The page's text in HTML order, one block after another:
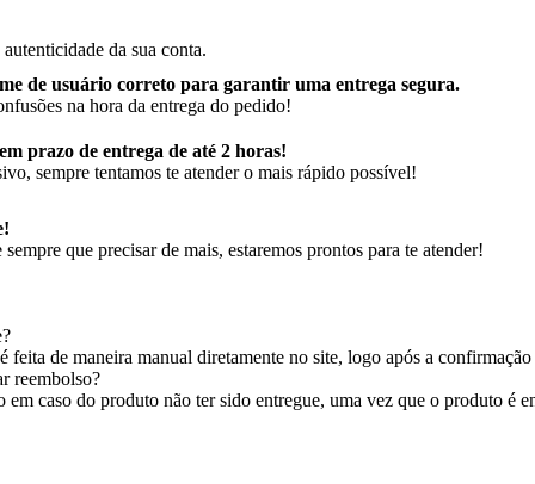
da sua conta.
de usuário correto para garantir uma entrega segura.
na hora da entrega do pedido!
prazo de entrega de até 2 horas!
sempre tentamos te atender o mais rápido possível!
que precisar de mais, estaremos prontos para te atender!
feita de maneira manual diretamente no site, logo após a
reembolso?
caso do produto não ter sido entregue, uma vez que o produto é